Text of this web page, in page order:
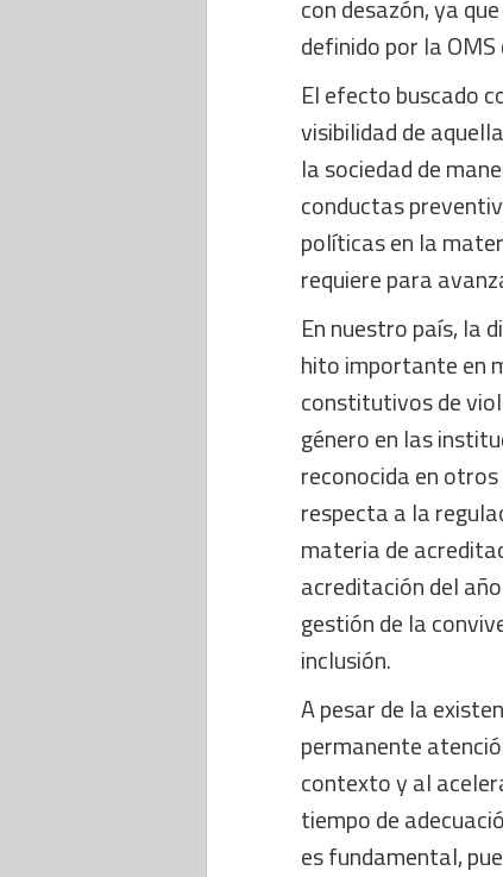
con desazón, ya
definido por la
El efecto buscado
visibilidad de
la sociedad de
conductas
políticas en la
requiere para
En nuestro país, la
hito importante en
constitutivos de
género en las
reconocida en
respecta a la
materia de
acreditación del
gestión de la
inclusión.
A pesar de la
permanente
contexto y al
tiempo de
es fundamental,